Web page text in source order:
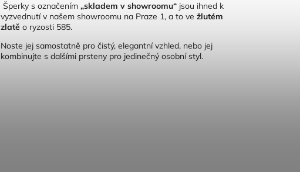
Šperky s označením „skladem v showroomu“jsou ihned k
vyzvednutí v našem showroomu na Praze 1, a to ve žlutém
zlatě o ryzosti 585.
Noste jej samostatně pro čistý, elegantní vzhled, nebo jej
kombinujte s dalšími prsteny pro jedinečný osobní styl.